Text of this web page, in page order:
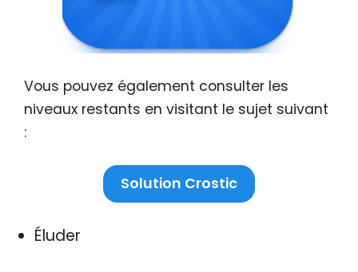
Vous pouvez également consulter les
niveaux restants en visitant le sujet suivant
:
Solution Crostic
Éluder